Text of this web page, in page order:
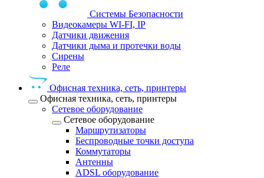
Системы Безопасности
Видеокамеры WI-FI, IP
Датчики движения
Датчики дыма и протечки воды
Сирены
Реле
Офисная техника, cеть, принтеры
Офисная техника, cеть, принтеры
Сетевое оборудование
Сетевое оборудование
Маршрутизаторы
Беспроводные точки доступа
Коммутаторы
Антенны
ADSL оборудование